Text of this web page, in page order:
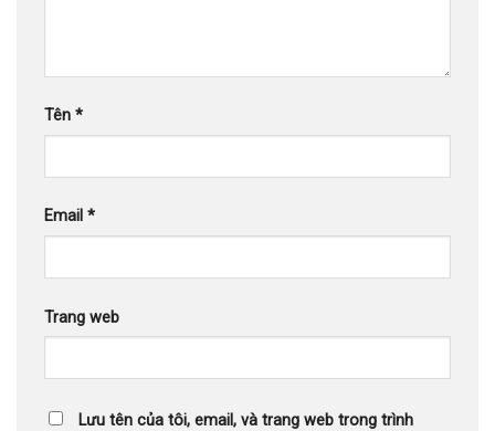
Tên *
Email *
Trang web
Lưu tên của tôi, email, và trang web trong trình